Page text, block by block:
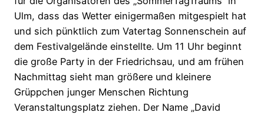
Ulm, dass das Wetter einigermaßen mitgespielt hat
und sich pünktlich zum Vatertag Sonnenschein auf
dem Festivalgelände einstellte. Um 11 Uhr beginnt
die große Party in der Friedrichsau, und am frühen
Nachmittag sieht man größere und kleinere
Grüppchen junger Menschen Richtung
Veranstaltungsplatz ziehen. Der Name „David